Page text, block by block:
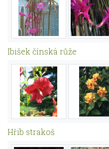
Ibišek čínská růže
Hřib strakoš